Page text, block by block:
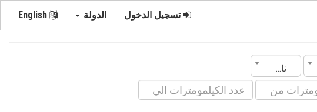
تسجيل الدخول الدولة
ناقل الحركة